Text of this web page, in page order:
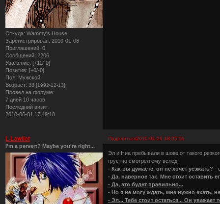
Откуда: Wammy's House
Зарегистрирован: 2010-01-06
Приглашений: 0
Сообщений: 2206
Уважение: [+11/-0]
Позитив: [+0/-0]
Пол: Мужской
Возраст: 33 [1992-12-13]
Провел на форуме:
7 дней 10 часов
Последний визит:
2010-06-01 17:49:18
Поделиться2010-01-29 18:05:51
L Lawliet
I'm a pervert? Maybe you're right...
Эл и Ниа пребывали в шоке от такого
грустно смотрел ему вслед.
- Как вы думаете, он не хочет уезжать? -
- Да, наверное так. Мне стоит оставить
- Да, это будет правильно...
- Но я не могу ждать, мне нужно ехать,
- Эл... Тебе стоит остаться... Он